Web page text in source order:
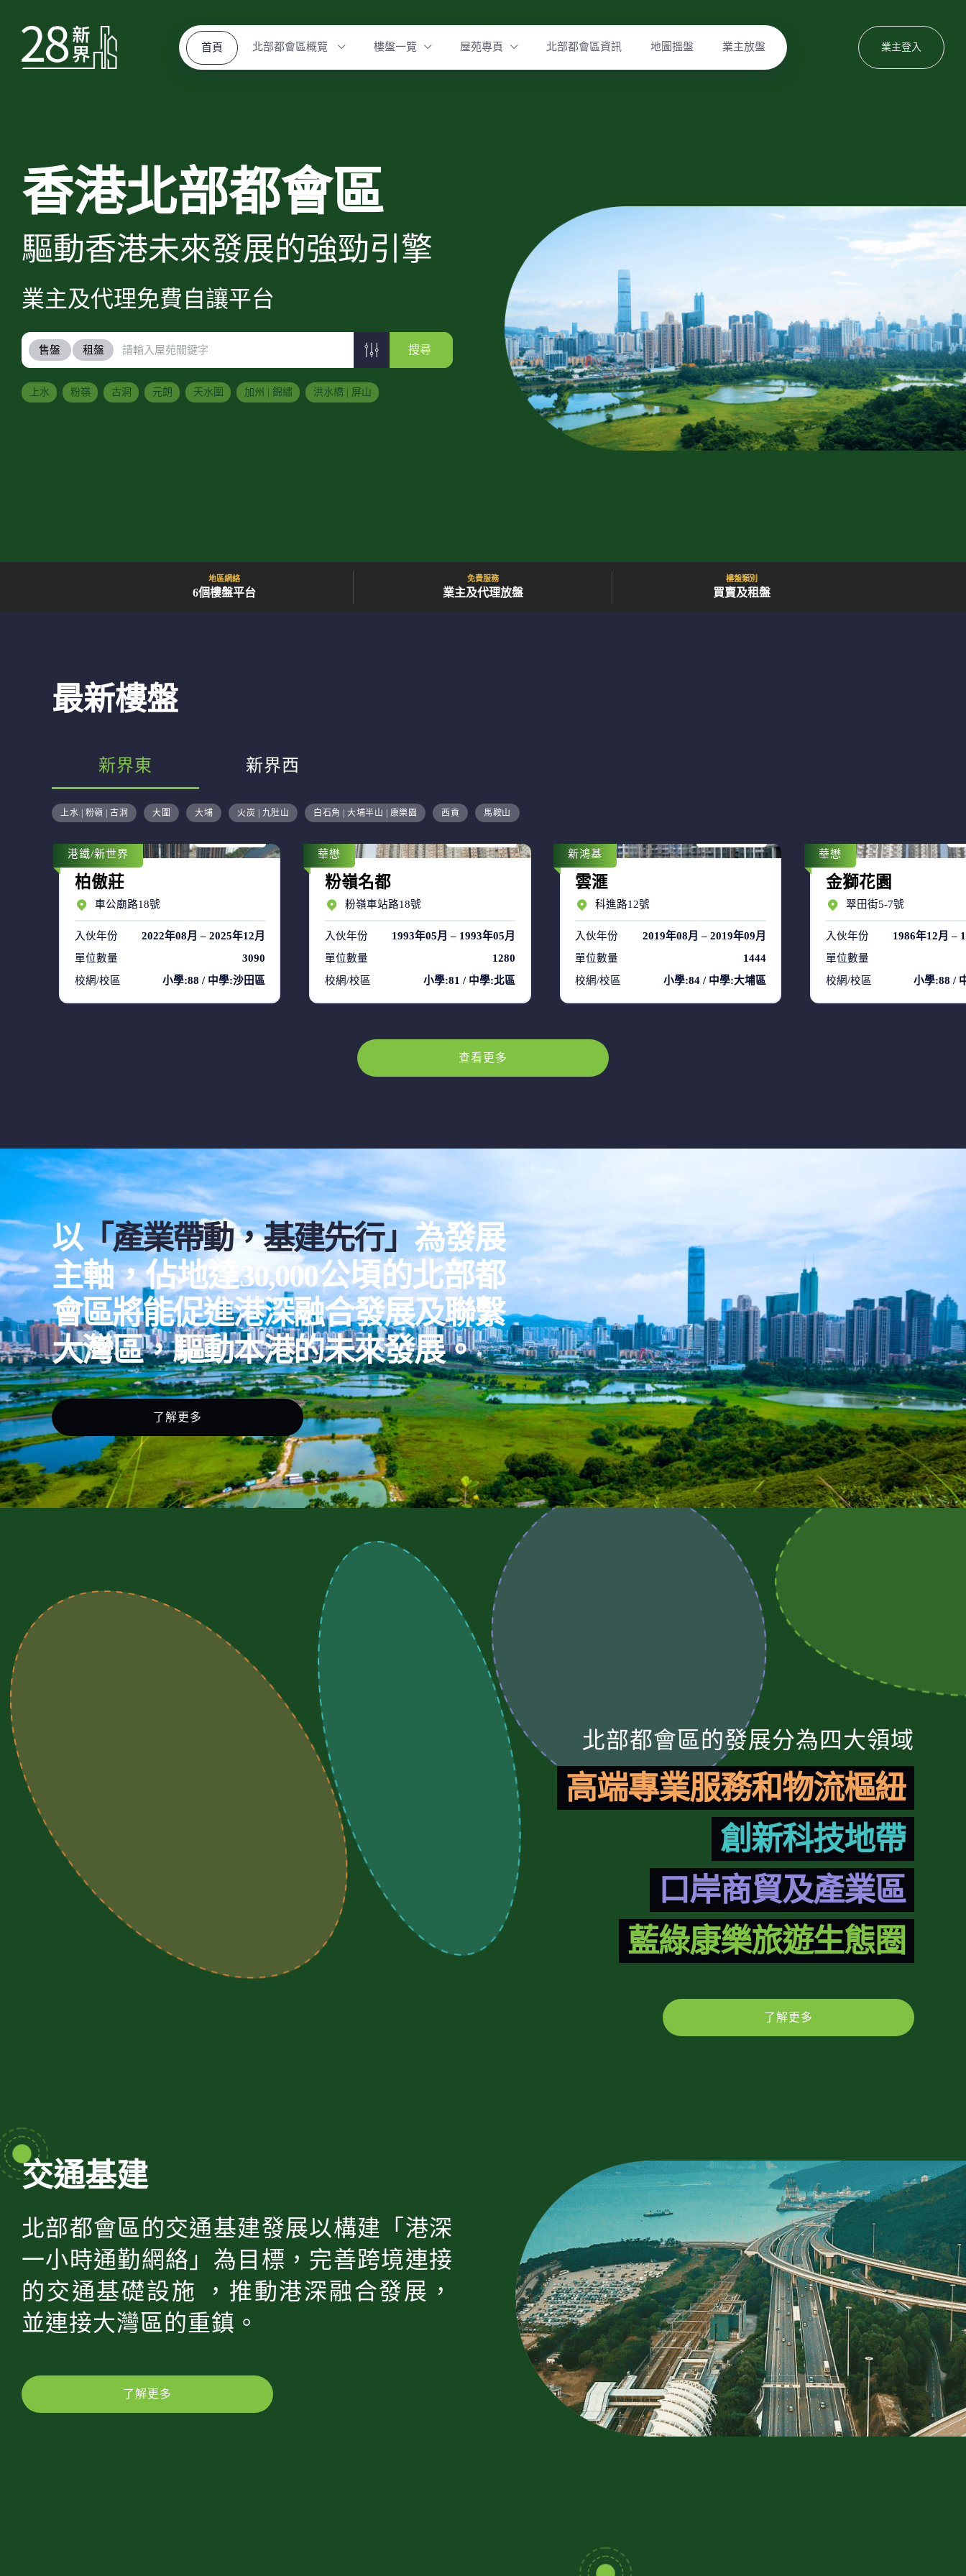
首頁 北部都會區概覽 樓盤一覽 屋苑專頁 北部都會區資訊 地圖搵盤 業主放盤 業主登入
香港北部都會區
驅動香港未來發展的強勁引擎
業主及代理免費自讓平台
售盤 租盤 搜尋
上水 粉嶺 古洞 元朗 天水圍 加州 | 錦繡 洪水橋 | 屏山
地區網絡
6個樓盤平台
免費服務
業主及代理放盤
樓盤類別
買賣及租盤
最新樓盤
新界東 新界西
上水 | 粉嶺 | 古洞 大圍 大埔 火炭 | 九肚山 白石角 | 大埔半山 | 康樂園 西貢 馬鞍山
售盤 48
港鐵/新世界
柏傲莊
車公廟路18號
入伙年份
2022年08月 – 2025年12月
單位數量
3090
校網/校區
小學:88 / 中學:沙田區
售盤 8
華懋
粉嶺名都
粉嶺車站路18號
入伙年份
1993年05月 – 1993年05月
單位數量
1280
校網/校區
小學:81 / 中學:北區
新鴻基
雲滙
科進路12號
入伙年份
2019年08月 – 2019年09月
單位數量
1444
校網/校區
小學:84 / 中學:大埔區
華懋
金獅花園
翠田街5-7號
入伙年份
1986年12月 –
單位數量
校網/校區
小學:88 /
查看更多
以「產業帶動，基建先行」為發展
主軸，佔地達30,000公頃的北部都
會區將能促進港深融合發展及聯繫
大灣區，驅動本港的未來發展。
了解更多
北部都會區的發展分為四大領域
高端專業服務和物流樞紐
創新科技地帶
口岸商貿及產業區
藍綠康樂旅遊生態圈
了解更多
交通基建
北部都會區的交通基建發展以構建「港深
一小時通勤網絡」為目標，完善跨境連接
的交通基礎設施 ，推動港深融合發展，
並連接大灣區的重鎮。
了解更多